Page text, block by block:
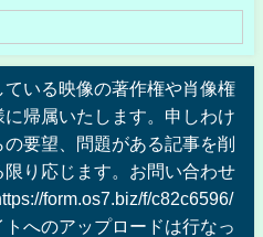
いる映像の著作権や肖像権
帰属いたします。申しわけ
要望、問題がある記事を削
り応じます。お問い合わせ
form.os7.biz/f/c82c6596/
へのアップロードは行なっ